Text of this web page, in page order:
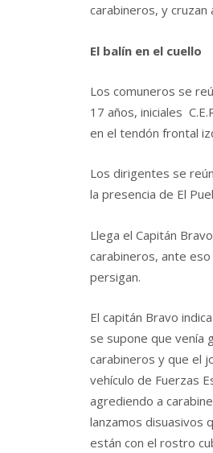
carabineros, y
El balín en el cuello
Los comuneros se
17 años, iniciales
en el tendón frontal
Los dirigentes se
la presencia de El
Llega el Capitán
carabineros, ante
persigan.
El capitán Bravo
se supone que venía
carabineros y que el
vehículo de Fuerzas
agrediendo a
lanzamos disuasivos
están con el rostro